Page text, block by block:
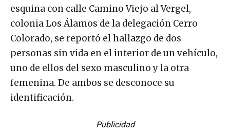
esquina con calle Camino Viejo al Vergel,
colonia Los Álamos de la delegación Cerro
Colorado, se reportó el hallazgo de dos
personas sin vida en el interior de un vehículo,
uno de ellos del sexo masculino y la otra
femenina. De ambos se desconoce su
identificación.
Publicidad